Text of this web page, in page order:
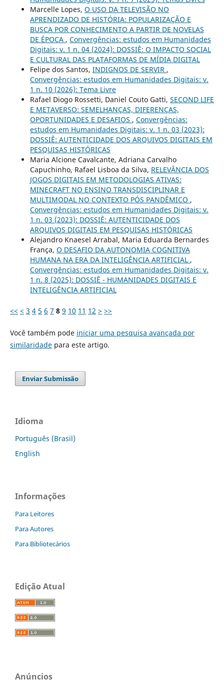
Marcelle Lopes, O USO DA TELEVISÃO NO
APRENDIZADO DE HISTÓRIA: POPULARIZAÇÃO E
BUSCA POR CONHECIMENTO A PARTIR DE NOVELAS
DE ÉPOCA , Convergências: estudos em Humanidades
Digitais: v. 1 n. 04 (2024): DOSSIÊ: O IMPACTO SOCIAL
E CULTURAL DAS PLATAFORMAS DE MÍDIA DIGITAL
Felipe dos Santos, INDIGNOS DE SERVIR ,
Convergências: estudos em Humanidades Digitais: v.
1 n. 10 (2026): Tema Livre
Rafael Diogo Rossetti, Daniel Couto Gatti, SECOND LIFE
E METAVERSO: SEMELHANÇAS, DIFERENÇAS,
OPORTUNIDADES E DESAFIOS , Convergências:
estudos em Humanidades Digitais: v. 1 n. 03 (2023):
DOSSIÊ: AUTENTICIDADE DOS ARQUIVOS DIGITAIS EM
PESQUISAS HISTÓRICAS
Maria Alcione Cavalcante, Adriana Carvalho
Capuchinho, Rafael Lisboa da Silva, RELEVÂNCIA DOS
JOGOS DIGITAIS EM METODOLOGIAS ATIVAS:
MINECRAFT NO ENSINO TRANSDISCIPLINAR E
MULTIMODAL NO CONTEXTO PÓS PANDÊMICO ,
Convergências: estudos em Humanidades Digitais: v.
1 n. 03 (2023): DOSSIÊ: AUTENTICIDADE DOS
ARQUIVOS DIGITAIS EM PESQUISAS HISTÓRICAS
Alejandro Knaesel Arrabal, Maria Eduarda Bernardes
França, O DESAFIO DA AUTONOMIA COGNITIVA
HUMANA NA ERA DA INTELIGÊNCIA ARTIFICIAL ,
Convergências: estudos em Humanidades Digitais: v.
1 n. 8 (2025): DOSSIÊ - HUMANIDADES DIGITAIS E
INTELIGÊNCIA ARTIFICIAL
<< < 3 4 5 6 7 8 9 10 11 12 > >>
Você também pode iniciar uma pesquisa avançada por
similaridadepara este artigo.
Enviar Submissão
Idioma
Português (Brasil)
English
Informações
Para Leitores
Para Autores
Para Bibliotecários
Edição Atual
Anúncios